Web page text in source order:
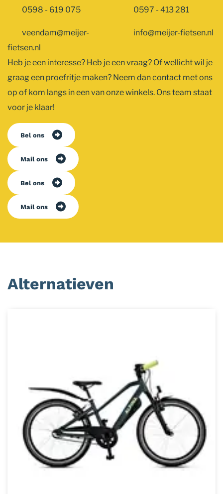
0598 - 619 075
veendam@meijer-
fietsen.nl
0597 - 413 281
info@meijer-fietsen.nl
Heb je een interesse? Heb je een vraag? Of wellicht wil je
graag een proefritje maken? Neem dan contact met ons
op of kom langs in een van onze winkels. Ons team staat
voor je klaar!
Bel ons
Mail ons
Bel ons
Mail ons
Alternatieven